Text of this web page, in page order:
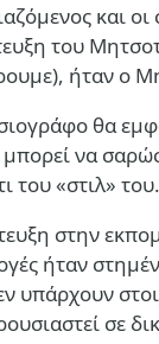
και
του
ήταν ο
θα
να
του «στιλ» του.
στην
ήταν
υπάρχουν
σε